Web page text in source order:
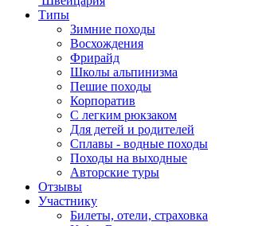
Типы
Зимние походы
Восхождения
Фрирайд
Школы альпинизма
Пешие походы
Корпоратив
С легким рюкзаком
Для детей и родителей
Сплавы - водные походы
Походы на выходные
Авторские туры
Отзывы
Участнику
Билеты, отели, страховка